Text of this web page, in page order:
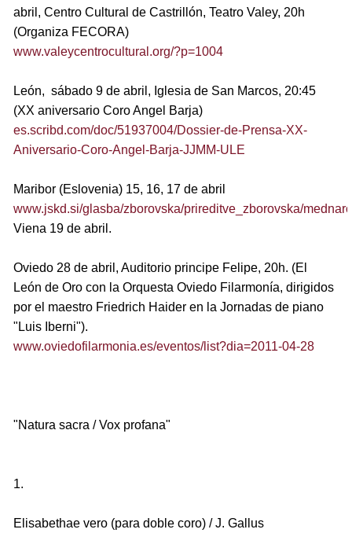
abril, Centro Cultural de Castrillón, Teatro Valey, 20h
(Organiza FECORA)
www.valeycentrocultural.org/?p=1004
León, sábado 9 de abril, Iglesia de San Marcos, 20:45
(XX aniversario Coro Angel Barja)
es.scribd.com/doc/51937004/Dossier-de-Prensa-XX-
Aniversario-Coro-Angel-Barja-JJMM-ULE
Maribor(Eslovenia) 15, 16, 17 de abril
www.jskd.si/glasba/zborovska/prireditve_zborovska/
Viena 19 de abril.
Oviedo28 de abril, Auditorio principe Felipe, 20h. (El
León de Oro con la Orquesta Oviedo Filarmonía, dirigidos
por el maestro Friedrich Haider en la Jornadas de piano
"Luis Iberni").
www.oviedofilarmonia.es/eventos/list?dia=2011-04-28
"Natura sacra / Vox profana"
1.
Elisabethae vero (para doble coro) / J. Gallus